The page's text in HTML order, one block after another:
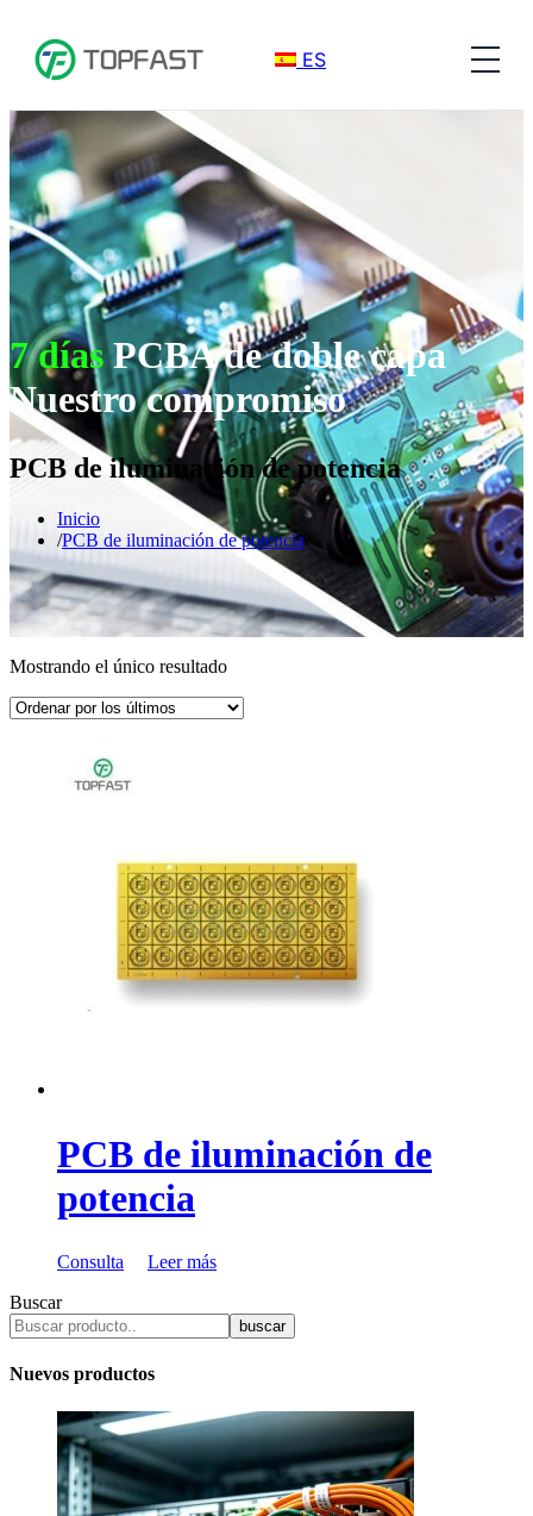
ES
7 díasPCBA de doble capa
Nuestro compromiso
PCB de iluminación de potencia
Inicio
PCB de iluminación de potencia
Mostrando el único resultado
PCB de iluminación de
potencia
Consulta
Leer más
Buscar
buscar
Nuevos productos